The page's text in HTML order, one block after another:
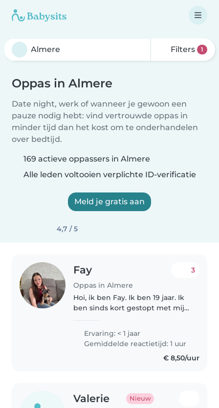
Filters 1
Oppas in Almere
Date night, werk of wanneer je gewoon een
pauze nodig hebt: vind vertrouwde oppas in
minder tijd dan het kost om te onderhandelen
over bedtijd.
169 actieve oppassers in Almere
Alle leden voltooien verplichte ID-verificatie
Meld je gratis aan
4,7 / 5
Fay
Oppas in Almere
3
Hoi, ik ben Fay. Ik ben 19 jaar. Ik
ben sinds kort gestopt met mijn
dus wil ik wat extra geld bij
verdienen. Ik ga een opleiding in
de social work doen..
Ervaring: < 1 jaar
Gemiddelde reactietijd: 1 uur
€ 8,50/uur
Valerie Nieuw